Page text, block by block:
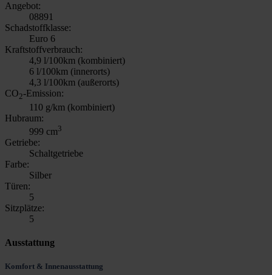
Angebot:
08891
Schadstoffklasse:
Euro 6
Kraftstoffverbrauch:
4,9 l/100km (kombiniert)
6 l/100km (innerorts)
4,3 l/100km (außerorts)
CO2-Emission:
110 g/km (kombiniert)
Hubraum:
999 cm3
Getriebe:
Schaltgetriebe
Farbe:
Silber
Türen:
5
Sitzplätze:
5
Ausstattung
Komfort & Innenausstattung